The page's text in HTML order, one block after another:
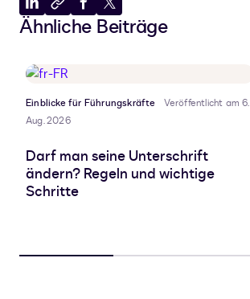
Auf
LinkedIn
In
Zwischenablage
Auf
Facebook
Auf
X
Ähnliche Beiträge
Einblicke für Führungskräfte
Veröffentlicht am 6.
Aug. 2026
Darf man seine Unterschrift
ändern? Regeln und wichtige
Schritte